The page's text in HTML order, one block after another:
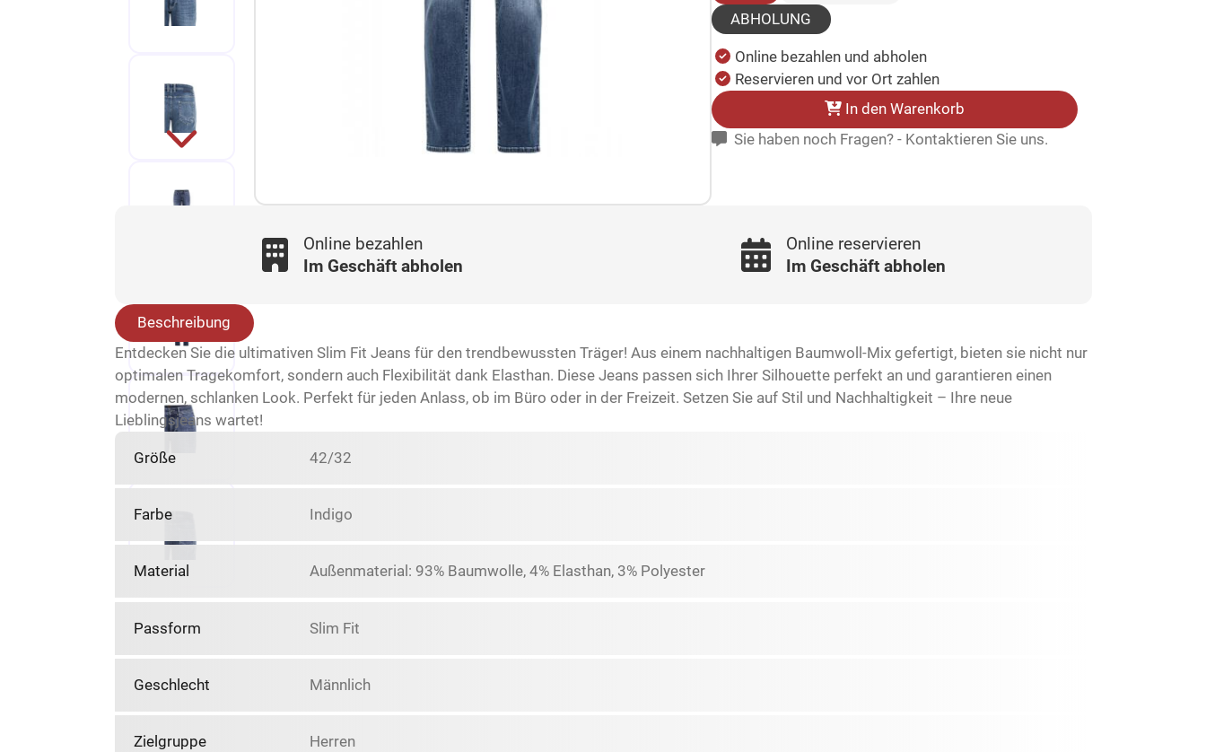
ABHOLUNG
Online bezahlen und abholen
Reservieren und vor Ort zahlen
In den Warenkorb
Sie haben noch Fragen? - Kontaktieren Sie uns.
Online bezahlen
Im Geschäft abholen
Online reservieren
Im Geschäft abholen
Beschreibung
Entdecken Sie die ultimativen Slim Fit Jeans für den trendbewussten Träger! Aus einem nachhaltigen Baumwoll-Mix gefertigt, bieten sie nicht nur
optimalen Tragekomfort, sondern auch Flexibilität dank Elasthan. Diese Jeans passen sich Ihrer Silhouette perfekt an und garantieren einen
modernen, schlanken Look. Perfekt für jeden Anlass, ob im Büro oder in der Freizeit. Setzen Sie auf Stil und Nachhaltigkeit – Ihre neue
Lieblingsjeans wartet!
Größe 42/32
Farbe Indigo
Material Außenmaterial: 93% Baumwolle, 4% Elasthan, 3% Polyester
Passform Slim Fit
Geschlecht Männlich
Zielgruppe Herren